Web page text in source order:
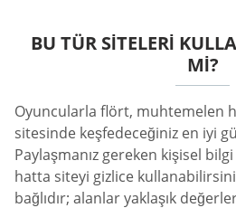
BU TÜR SITELERI
MI?
Oyuncularla flört, muhtemelen
sitesinde keşfedeceğiniz en iyi
Paylaşmanız gereken kişisel
hatta siteyi gizlice
bağlıdır; alanlar yaklaşık